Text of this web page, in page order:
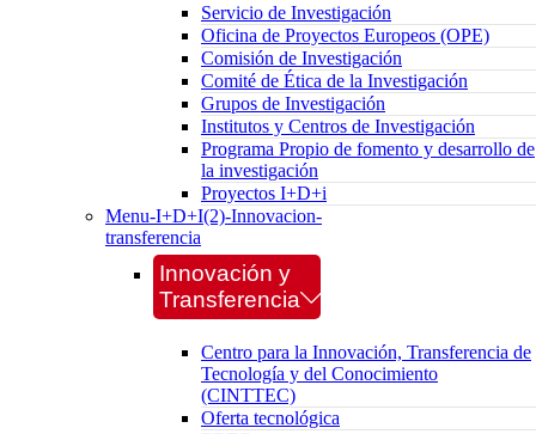
Servicio de Investigación
Oficina de Proyectos Europeos (OPE)
Comisión de Investigación
Comité de Ética de la Investigación
Grupos de Investigación
Institutos y Centros de Investigación
Programa Propio de fomento y desarrollo de
la investigación
Proyectos I+D+i
Menu-I+D+I(2)-Innovacion-
transferencia
Innovación y
Transferencia
Centro para la Innovación, Transferencia de
Tecnología y del Conocimiento
(CINTTEC)
Oferta tecnológica